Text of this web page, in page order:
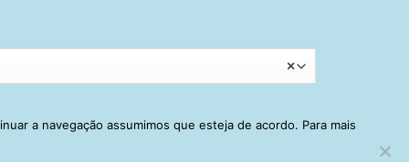
×
a navegação assumimos que esteja de acordo. Para mais